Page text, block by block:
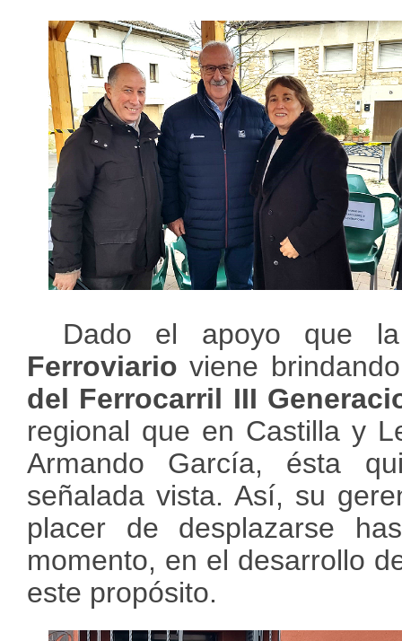
Dado el apoyo que
Ferroviario viene
del Ferrocarril III
regional que en Castilla y
Armando García, ésta
señalada vista. Así, su
placer de desplazarse
momento, en el desarrollo
este propósito.